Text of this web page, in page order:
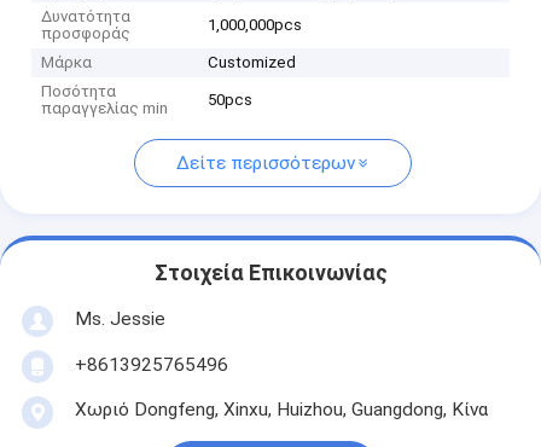
Δυνατότητα
προσφοράς
1,000,000pcs
Μάρκα
Customized
Ποσότητα
παραγγελίας min
50pcs
Δείτε περισσότερων
Στοιχεία Επικοινωνίας
Ms. Jessie
+8613925765496
Χωριό Dongfeng, Xinxu, Huizhou, Guangdong, Κίνα